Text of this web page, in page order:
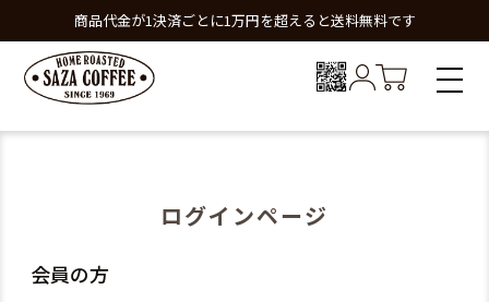
商品代金が1決済ごとに1万円を超えると送料無料です
ログインページ
会員の方